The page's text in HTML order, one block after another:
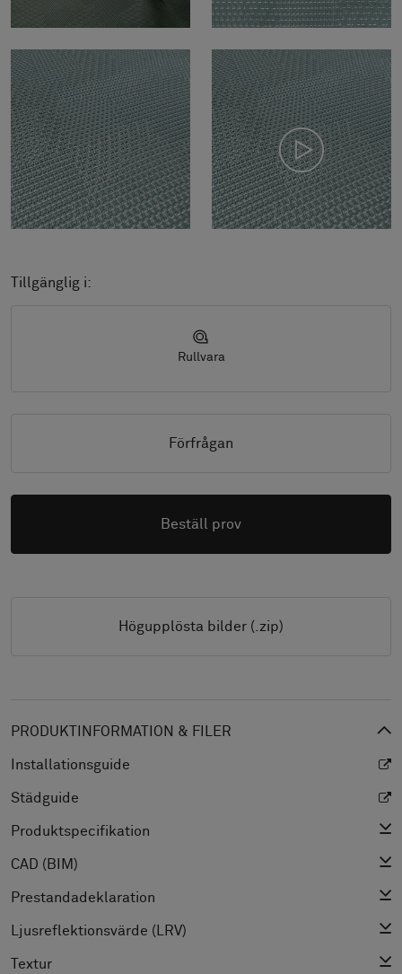
Tillgänglig i:
Rullvara
Förfrågan
Beställ prov
Högupplösta bilder (.zip)
PRODUKTINFORMATION & FILER
Installationsguide
Städguide
Produktspecifikation
CAD (BIM)
Prestandadeklaration
Ljusreflektionsvärde (LRV)
Textur